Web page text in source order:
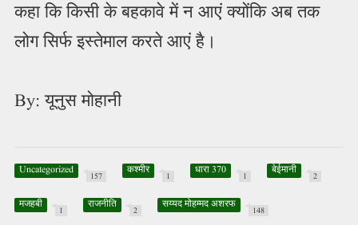
कहा कि किसी के बहकावे में न आएं क्योंकि अब तक
लोग सिर्फ इस्तेमाल करते आएं है।
By: यूनुस मोहानी
Uncategorized 157 कश्मीर 1 धारा 370 1 बेईमानी 2
मजहबी 1 राजनीति 2 सय्यद मोहम्मद अशरफ 148